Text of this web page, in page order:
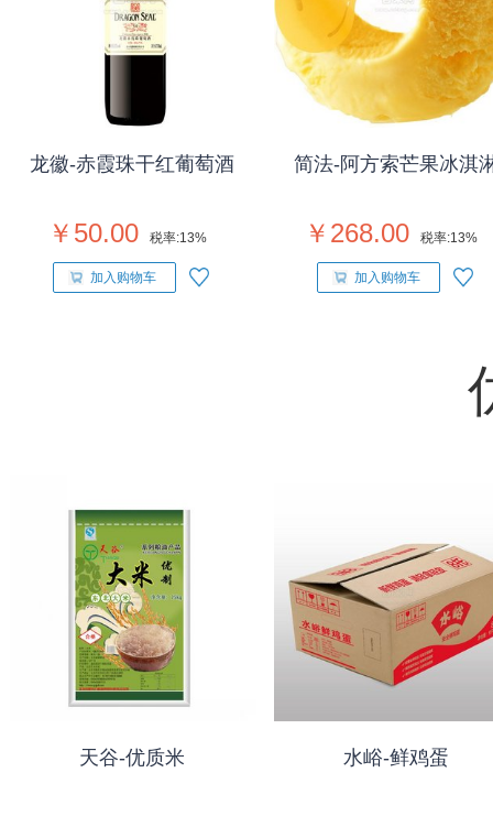
龙徽-赤霞珠干红葡萄酒
￥50.00 税率:13%
加入购物车
简法-阿方索芒果冰淇
￥268.00 税率:13%
加入购物车
天谷-优质米 水峪-鲜鸡蛋